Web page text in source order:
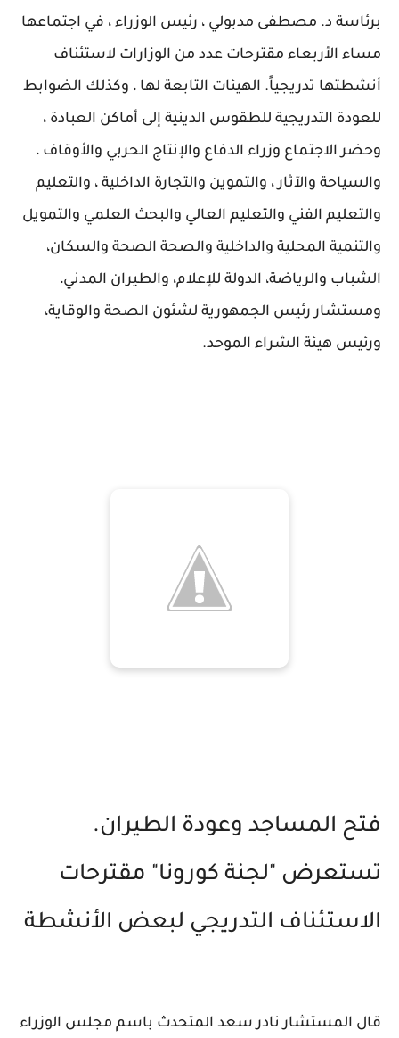
برئاسة د. مصطفى مدبولي ، رئيس الوزراء ، في اجتماعها
مساء الأربعاء مقترحات عدد من الوزارات لاستئناف
أنشطتها تدريجياً. الهيئات التابعة لها ، وكذلك الضوابط
للعودة التدريجية للطقوس الدينية إلى أماكن العبادة ،
وحضر الاجتماع وزراء الدفاع والإنتاج الحربي والأوقاف ،
والسياحة والآثار ، والتموين والتجارة الداخلية ، والتعليم
والتعليم الفني والتعليم العالي والبحث العلمي والتمويل
والتنمية المحلية والداخلية والصحة الصحة والسكان،
الشباب والرياضة، الدولة للإعلام، والطيران المدني،
ومستشار رئيس الجمهورية لشئون الصحة والوقاية،
ورئيس هيئة الشراء الموحد.
فتح المساجد وعودة الطيران.
تستعرض "لجنة كورونا" مقترحات
الاستئناف التدريجي لبعض الأنشطة
قال المستشار نادر سعد المتحدث باسم مجلس الوزراء